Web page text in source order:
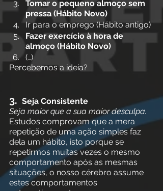
Tomar o pequeno almoço sem
pressa (Hábito Novo)
Ir para o emprego (Hábito antigo)
Fazer exercício à hora de
almoço (Hábito Novo)
(…)
Percebemos a ideia?
3. Seja Consistente
Seja maior que a sua maior desculpa.
Estudos comprovam que a mera
repetição de uma ação simples faz
dela um hábito, isto porque se
repetirmos muitas vezes o mesmo
comportamento após as mesmas
situações, o nosso cérebro assume
estes comportamentos